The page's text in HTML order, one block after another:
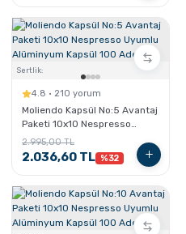
Sertlik:
4.8 · 210 yorum
Moliendo Kapsül No:5 Avantaj
Paketi 10x10 Nespresso
Uyumlu Alüminyum Kapsül
100 Adet
2.995,00 TL
2.036,60 TL %32